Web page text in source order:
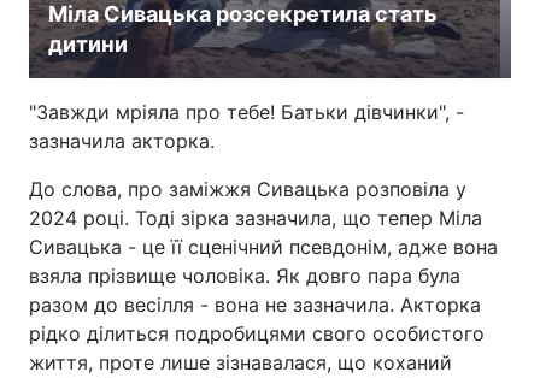
Міла Сивацька розсекретила стать
дитини
"Завжди мріяла про тебе! Батьки дівчинки", -
зазначила акторка.
До слова, про заміжжя Сивацька розповіла у
2024 році. Тоді зірка зазначила, що тепер Міла
Сивацька - це її сценічний псевдонім, адже вона
взяла прізвище чоловіка. Як довго пара була
разом до весілля - вона не зазначила. Акторка
рідко ділиться подробицями свого особистого
життя, проте лише зізнавалася, що коханий